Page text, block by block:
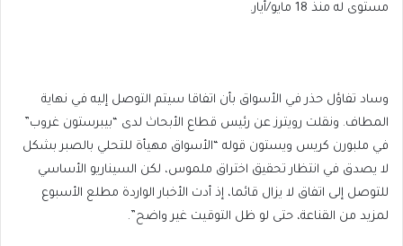
مستوى له منذ 18 مايو/أيار.
وساد تفاؤل حذر في الأسواق بأن اتفاقا سيتم التوصل إليه في نهاية
المطاف. ونقلت رويترز عن رئيس قطاع الأبحاث لدى “بيبرستون غروب”
في ملبورن كريس ويستون قوله “الأسواق مهيأة للتحلي بالصبر بشكل
لا يصدق في انتظار تحقيق اختراق ملموس، لكن السيناريو الأساسي
للتوصل إلى اتفاق لا يزال قائما، إذ أدت الأخبار الواردة مطلع الأسبوع
لمزيد من القناعة، حتى لو ظل التوقيت غير واضح”.